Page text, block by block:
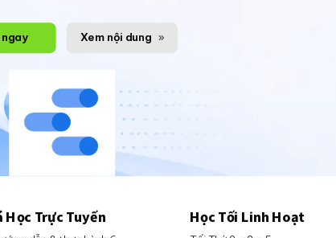
ngay Xem nội dung
Học Trực Tuyến Học Tối Linh Hoạt